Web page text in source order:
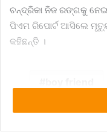
ଚନ୍ଦ୍ରିକା ନିଜ ରଙ୍ଗକୁ
ପିଏମ ରିପୋର୍ଟ ଆସିଲେ
କହିଛନ୍ତି ।